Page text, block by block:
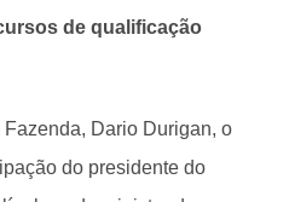
de qualificação
Dario Durigan, o
do presidente do